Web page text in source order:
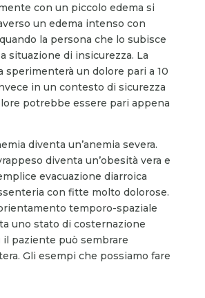
con un piccolo edema si
un edema intenso con
la persona che lo subisce
situazione di insicurezza. La
sperimenterà un dolore pari a 10
in un contesto di sicurezza
potrebbe essere pari appena
diventa un’anemia severa.
diventa un’obesità vera e
evacuazione diarroica
con fitte molto dolorose.
temporo-spaziale
uno stato di costernazione
paziente può sembrare
Gli esempi che possiamo fare